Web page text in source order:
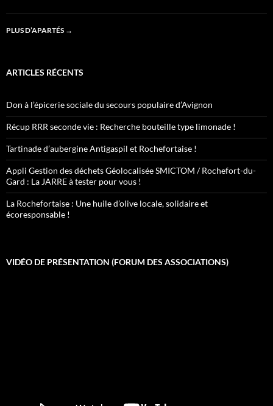
PLUS D’APARTÉS →
ARTICLES RÉCENTS
Don à l’épicerie sociale du secours populaire d’Avignon
Récup RRR seconde vie : Recherche bouteille type limonade !
Tartinade d’aubergine Antigaspil et Rochefortaise !
Appli Gestion des déchets Géolocalisée SMICTOM / Rochefort-du-
Gard : La JARRE à tester pour vous !
La Rochefortaise : Une huile d’olive locale, solidaire et
écoresponsable !
VIDÉO DE PRÉSENTATION (FORUM DES ASSOCIATIONS)